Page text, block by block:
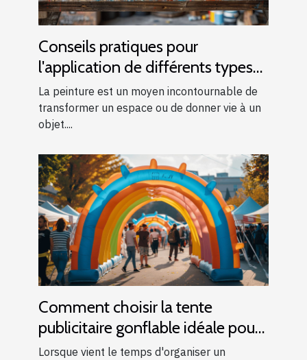
Conseils pratiques pour
l'application de différents types
de peintures
La peinture est un moyen incontournable de
transformer un espace ou de donner vie à un
objet....
Comment choisir la tente
publicitaire gonflable idéale pour
vos événements
Lorsque vient le temps d'organiser un